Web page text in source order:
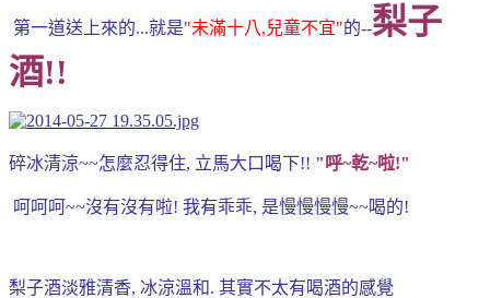
第一道送上來的...就是"未滿十八,兒童不宜"的--梨子
酒!!
碎冰清涼~~怎麼忍得住, 立馬大口喝下!! "呼~乾~啦!"
呵呵呵~~沒有沒有啦! 我有乖乖, 是慢慢慢慢~~喝的!
梨子酒淡雅清香, 冰涼溫和. 其實不太有喝酒的感覺